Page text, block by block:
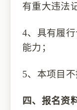
有重大违法
4、具有履
能力；
5、本项目不
四、报名资